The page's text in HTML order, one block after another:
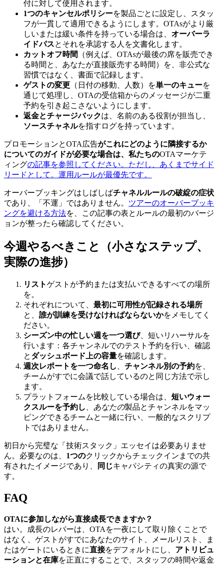
付に対して使用されます。
1つのキャンセルポリシーを製品ごとに設定し、スタッ
フが一貫して適用できるようにします。OTAsがより厳
しいまたは緩い条件を持っている場合は、 オーバーラ
イドパスとそれを承認する人を文書化します。
カットオフ時間
（例えば、OTAsが最後の席を販売でき
る時間と、あなたが直接販売する時間）を、非公式な
習慣ではなく、書面で記録します。
ゲストの変更 （日付の移動、人数）を単一のキューを
通じて処理し、OTAの受信箱からのメッセージが二重
予約を引き起こさないようにします。
返金とチャージバックは、名前のある役割が担当し、
ソースチャネルを指すログを持っています。
プロモーションとOTA広告がこれにどのように隣接するか
についてのガイドが必要な場合は、私たちのOTAマーケテ
ィングの記事を参照してください。ただし、あくまでサイド
リードとして。運用ルールが最優先です。
オーバーブッキングはしばしばチャネルルールの破綻の症状
であり、「不運」ではありません。 ツアーのオーバーブッキ
ングを避ける方法を、この記事の表とルールの最初のバージ
ョンが整ったら確認してください。
今週やるべきこと（小さなステップ、
実際の進捗）
リストゲストが予約または支払いできるすべての場所
を。
それぞれについて、 最初に可用性が記録される場所
と、 誰が訓練を受けなければならないかをメモしてく
ださい。
シーズン中の忙しい週を一つ選び、短いリハーサルを
行います：各チャンネルでのテスト予約を行い、確認
と ダッシュボード上の容量を確認します。
週次レポートを一つ命名し
チャンネル別の予約を、
チームがすでに会議で話しているのと同じ方法で示し
ます。
プラットフォームを比較している場合は、 短いウォー
クスルーを予約し
あなたの製品とチャンネルをマッ
ピングできるチームと一緒に行い、一般的なスクリプ
トではありません。
初日から完璧な「技術スタック」エッセイは必要ありませ
ん。必要なのは、 1つのクリックからチェックインまでの共
有されたイメージであり、
同じキャパシティの真実の源で
す。
FAQ
OTAに参加しながら直接成長できますか？
はい。成長のレバーは、OTAを一夜にして取り除くことで
はなく、ゲストがすでにあなたのサイト、メールリスト、ま
たはゲートにいるときに直接をデフォルトにし、 アトリビュ
ーションと在庫を正直にすることで、スタッフの時間や返金